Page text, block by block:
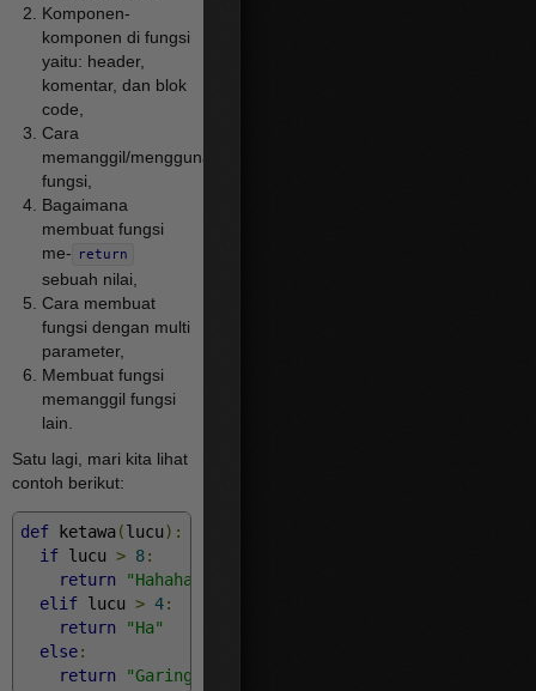
Komponen-
komponen di fungsi
yaitu: header,
komentar, dan blok
code,
Cara
memanggil/menggunakan
fungsi,
Bagaimana
membuat fungsi
me-
return
sebuah nilai,
Cara membuat
fungsi dengan multi
parameter,
Membuat fungsi
memanggil fungsi
lain.
Satu lagi, mari kita lihat
contoh berikut:
def ketawa(lucu):
if lucu > 8:
return
"Hahaha"
elif lucu > 4:
return
"Ha"
else:
return
"Garing!"